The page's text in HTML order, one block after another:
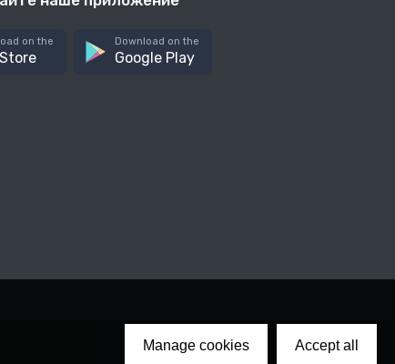
Manage cookies Accept all
on the Download on the
Google Play